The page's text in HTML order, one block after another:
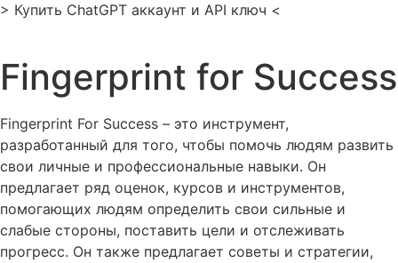
> Купить ChatGPT аккаунт и API ключ <
Fingerprint for Success
Fingerprint For Success – это инструмент,
разработанный для того, чтобы помочь людям развить
свои личные и профессиональные навыки. Он
предлагает ряд оценок, курсов и инструментов,
помогающих людям определить свои сильные и
слабые стороны, поставить цели и отслеживать
прогресс. Он также предлагает советы и стратегии,